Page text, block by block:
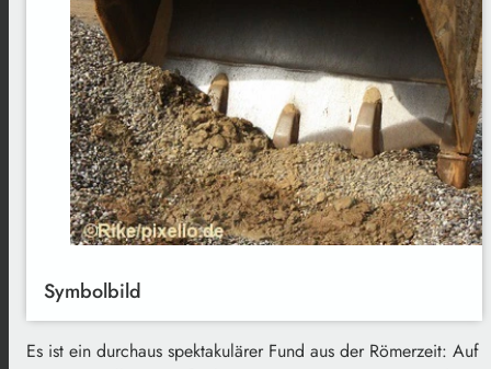
Symbolbild
Es ist ein durchaus spektakulärer Fund aus der Römerzeit: Auf